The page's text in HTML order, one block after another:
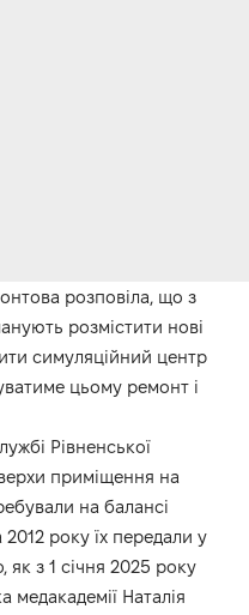
розповіла, що з
розмістити нові
симуляційний центр
цьому ремонт і
Рівненської
приміщення на
на балансі
2012 року їх передали у
як з 1 січня 2025 року
медакадемії Наталія